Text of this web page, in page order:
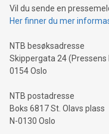
Vil du sende en
Her finner du mer
NTB besøksadresse
Skippergata 24 (Pressens
0154 Oslo
NTB postadresse
Boks 6817 St. Olavs plass
N-0130 Oslo